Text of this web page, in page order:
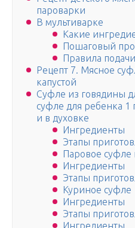
пароварки
В мультиварке
Какие
Пошаговый
Правила
Рецепт 7. Мясное
капустой
Cуфле из говядины
суфле для ребенка
и в духовке
Ингредиенты
Этапы
Паровое суфле
Ингредиенты
Этапы
Куриное суфле
Ингредиенты
Этапы
Ингредиенты